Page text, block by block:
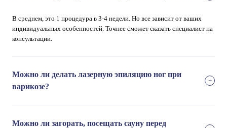
В среднем, это 1 процедура в 3-4 недели. Но все зависит от ваших
индивидуальных особенностей. Точнее сможет сказать специалист на
консультации.
Можно ли делать лазерную эпиляцию ног при
варикозе?
Можно ли загорать, посещать сауну перед